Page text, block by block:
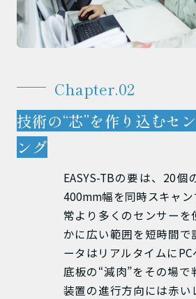
Chapter.02
技術の“芯”を作り込むセ
ング
EASYS-TBの要は、20
400mm幅を同時スキャ
常より多くのセンサー
かに広い範囲を短時間
ータはリアルタイムに
底板の“減肉”をその場で
装置の進行方向には赤い